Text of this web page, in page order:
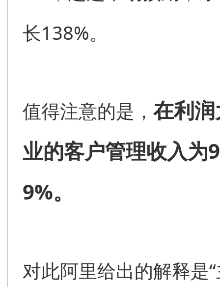
长138%。
值得注意的是， 在利
业的客户管理收入为
9%。
对此阿里给出的解释是